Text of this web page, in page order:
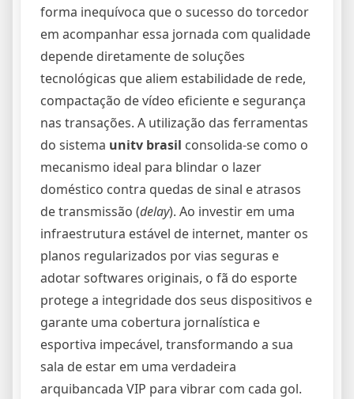
forma inequívoca que o sucesso do torcedor
em acompanhar essa jornada com qualidade
depende diretamente de soluções
tecnológicas que aliem estabilidade de rede,
compactação de vídeo eficiente e segurança
nas transações. A utilização das ferramentas
do sistema unitv brasil consolida-se como o
mecanismo ideal para blindar o lazer
doméstico contra quedas de sinal e atrasos
de transmissão (delay). Ao investir em uma
infraestrutura estável de internet, manter os
planos regularizados por vias seguras e
adotar softwares originais, o fã do esporte
protege a integridade dos seus dispositivos e
garante uma cobertura jornalística e
esportiva impecável, transformando a sua
sala de estar em uma verdadeira
arquibancada VIP para vibrar com cada gol.